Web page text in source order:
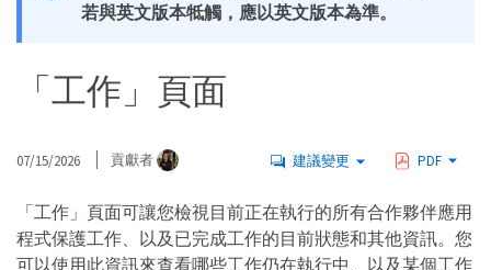
若與英文版本牴觸，應以英文版本為準。
「工作」頁面
07/15/2026 貢獻者 建議變更 PDF
「工作」頁面可讓您檢視目前正在執行的所有合作夥伴應用
程式保護工作、以及已完成工作的目前狀態和其他資訊。您
可以使用此資訊來查看哪些工作仍在執行中、以及某個工作